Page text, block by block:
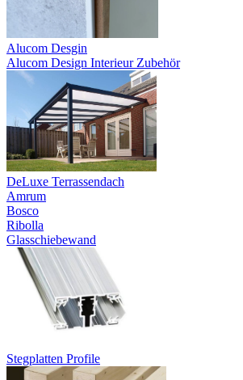
Alucom Desgin
Alucom Design Interieur Zubehör
DeLuxe Terrassendach
Amrum
Bosco
Ribolla
Glasschiebewand
Stegplatten Profile